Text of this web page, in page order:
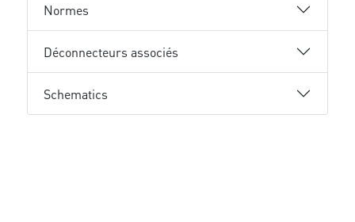
Normes
Déconnecteurs associés
Schematics